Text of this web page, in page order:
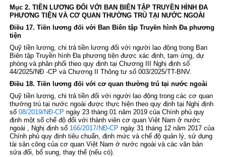
Mục 2. TIỀN LƯƠNG ĐỐI VỚI BAN BIÊN TẬP TRUYỀN HÌNH ĐA
PHƯƠNG TIỆN VÀ CƠ QUAN THƯỜNG TRÚ TẠI NƯỚC NGOÀI
Điều 17. Tiền lương đối với Ban Biên tập Truyền hình Đa phương
tiện
Quỹ tiền lương, chi trả tiền lương đối với người lao động trong Ban
Biên tập Truyền hình Đa phương tiện được xác định, tạm ứng, dự
phòng và phân phối theo quy định tạiChương III Nghị định số
44/2025/NĐ -CP vàChương II Thông tư số 003/2025/TT-BNV.
Điều 18. Tiền lương đối với cơ quan thường trú tại nước ngoài
Quỹ tiền lương, chi trả tiền đối với người lao động trong các cơ quan
thường trú tại nước ngoài được thực hiện theo quy định tại Nghị định
số08/2019/NĐ-CP ngày 23 tháng 01 năm 2019 của Chính phủ quy
định một số chế độ đối với thành viên cơ quan Việt Nam ở nước
ngoài , Nghị định số 166/2017/NĐ-CP ngày 31 tháng 12 năm 2017 của
Chính phủ quy định tiêu chuẩn, định mức và chế độ quản lý, sử dụng
tài sản công của cơ quan Việt Nam ở nước ngoài và các văn bản
sửa đổi, bổ sung, thay thế (nếu có).